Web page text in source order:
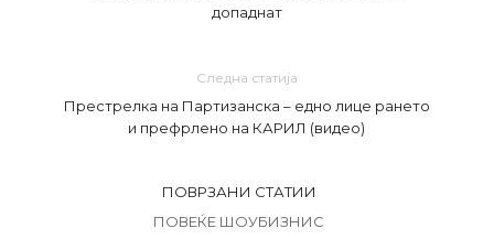
допаднат
Следна статија
Престрелка на Партизанска – едно лице рането
и префрлено на КАРИЛ (видео)
ПОВРЗАНИ СТАТИИ
ПОВЕЌЕ ШОУБИЗНИС